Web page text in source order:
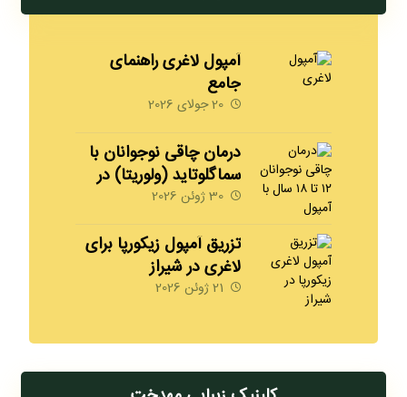
آمپول لاغری راهنمای
جامع
20 جولای 2026
درمان چاقی نوجوانان با
سماگلوتاید (ولوریتا) در
شیراز | 09170008792
30 ژوئن 2026
تزریق آمپول زیکورپا برای
لاغری در شیراز
09170008792
21 ژوئن 2026